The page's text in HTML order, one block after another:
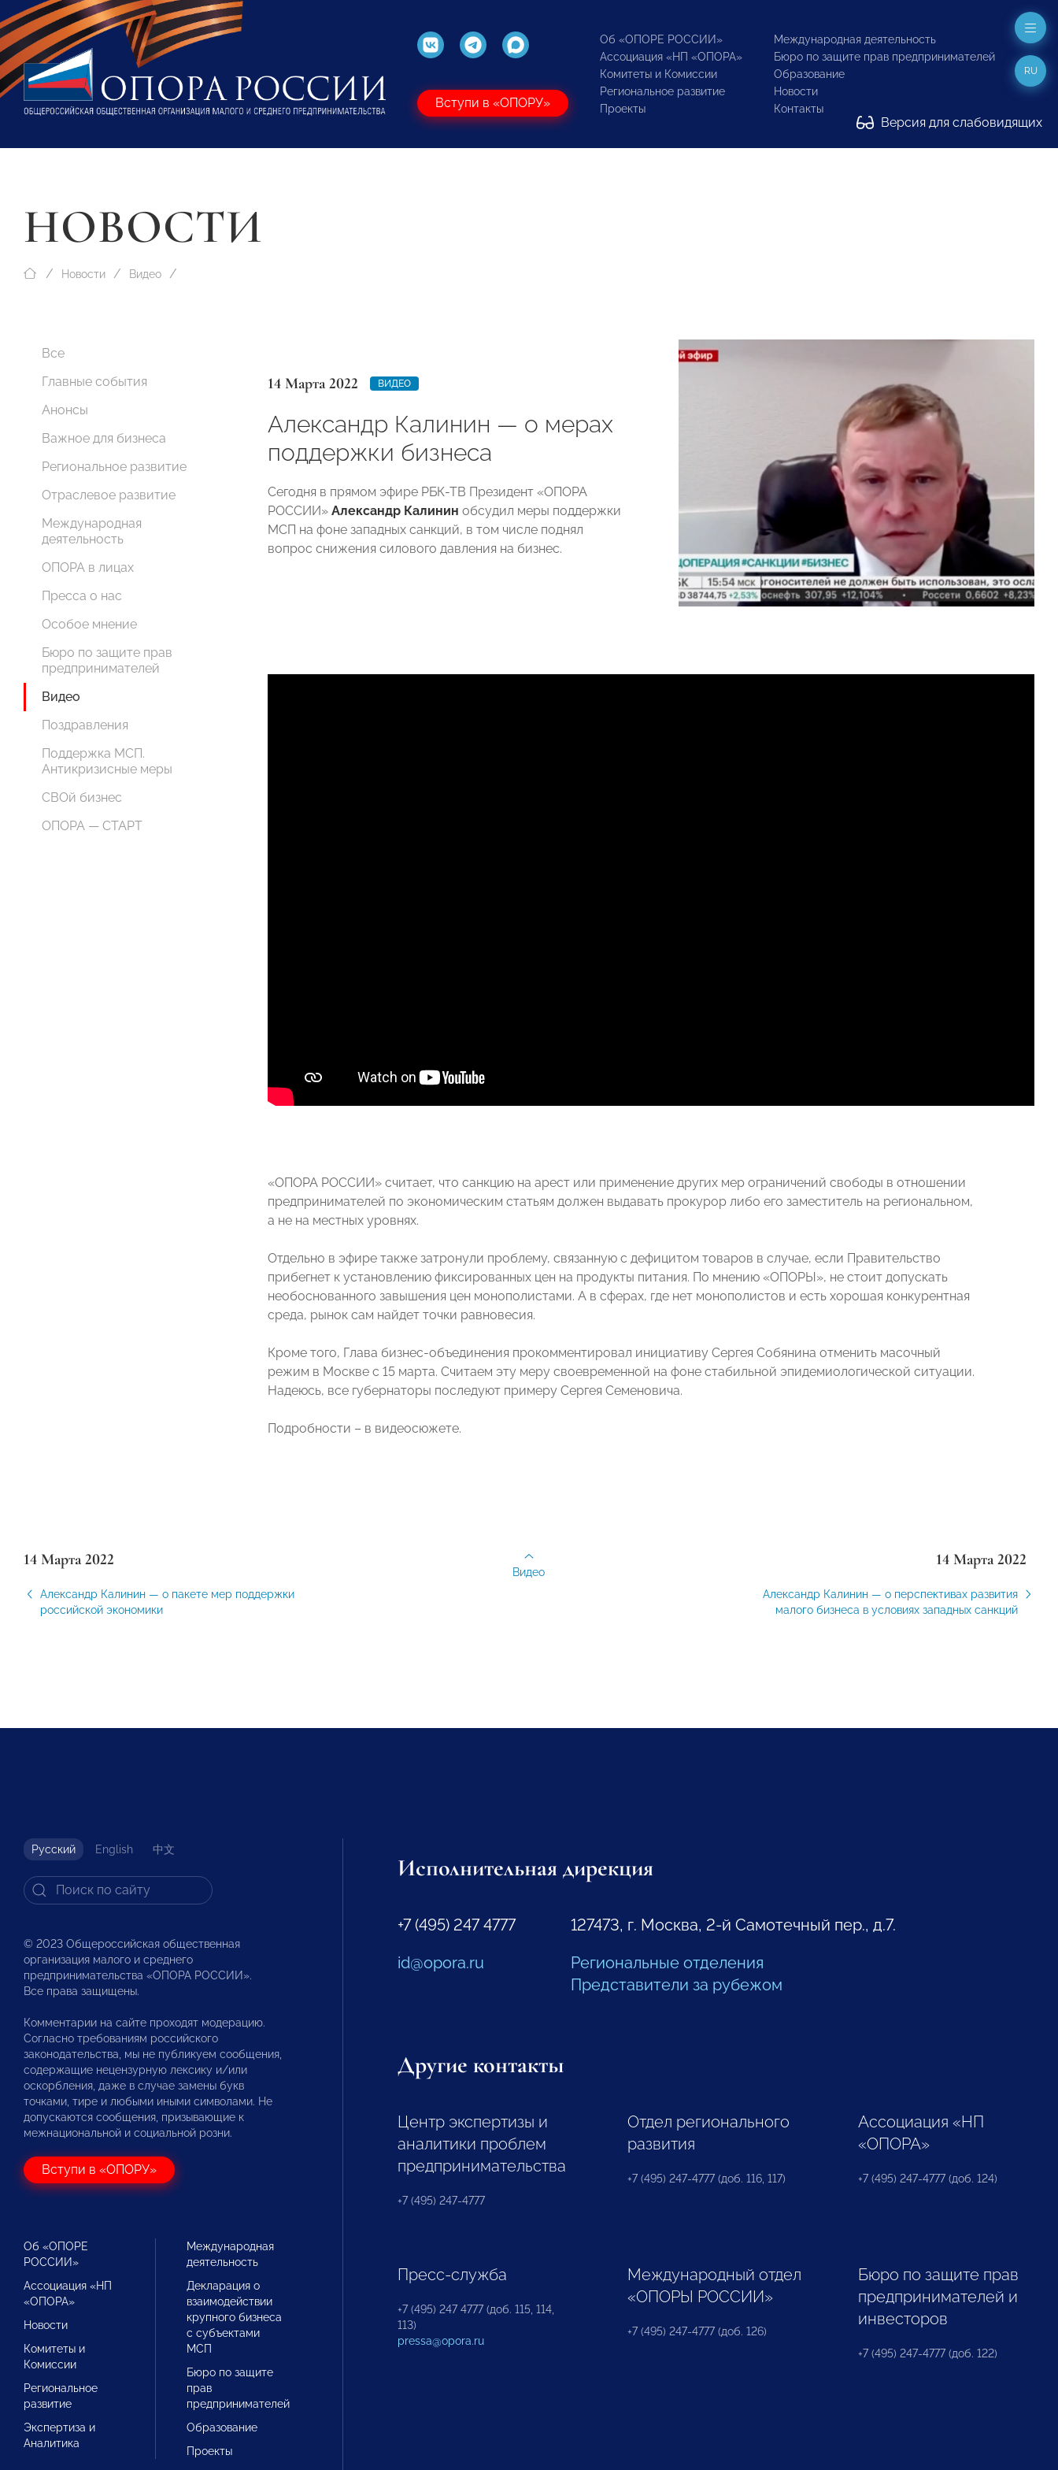
Вступи в «ОПОРУ»
Об «ОПОРЕ РОССИИ»
Ассоциация «НП «ОПОРА»
Комитеты и Комиссии
Региональное развитие
Проекты
Международная деятельность
Бюро по защите прав предпринимателей
Образование
Новости
Контакты
Версия для слабовидящих
RU
НОВОСТИ
Новости Видео
Все
Главные события
Анонсы
Важное для бизнеса
Региональное развитие
Отраслевое развитие
Международная
деятельность
ОПОРА в лицах
Пресса о нас
Особое мнение
Бюро по защите прав
предпринимателей
Видео
Поздравления
Поддержка МСП.
Антикризисные меры
СВОй бизнес
ОПОРА — СТАРТ
14 Марта 2022 ВИДЕО
Александр Калинин — о мерах
поддержки бизнеса
Сегодня в прямом эфире РБК-ТВ Президент «ОПОРА
РОССИИ» Александр Калинин обсудил меры поддержки
МСП на фоне западных санкций, в том числе поднял
вопрос снижения силового давления на бизнес.
«ОПОРА РОССИИ» считает, что санкцию на арест или применение других мер ограничений свободы в отношении
предпринимателей по экономическим статьям должен выдавать прокурор либо его заместитель на региональном,
а не на местных уровнях.
Отдельно в эфире также затронули проблему, связанную с дефицитом товаров в случае, если Правительство
прибегнет к установлению фиксированных цен на продукты питания. По мнению «ОПОРЫ», не стоит допускать
необоснованного завышения цен монополистами. А в сферах, где нет монополистов и есть хорошая конкурентная
среда, рынок сам найдет точки равновесия.
Кроме того, Глава бизнес-объединения прокомментировал инициативу Сергея Собянина отменить масочный
режим в Москве с 15 марта. Считаем эту меру своевременной на фоне стабильной эпидемиологической ситуации.
Надеюсь, все губернаторы последуют примеру Сергея Семеновича.
Подробности – в видеосюжете.
14 Марта 2022
Александр Калинин — о пакете мер поддержки
российской экономики
14 Марта 2022
Александр Калинин — о перспективах развития
малого бизнеса в условиях западных санкций
Видео
Русский English 中文
© 2023 Общероссийская общественная
организация малого и среднего
предпринимательства «ОПОРА РОССИИ».
Все права защищены.
Комментарии на сайте проходят модерацию.
Согласно требованиям российского
законодательства, мы не публикуем сообщения,
содержащие нецензурную лексику и/или
оскорбления, даже в случае замены букв
точками, тире и любыми иными символами. Не
допускаются сообщения, призывающие к
межнациональной и социальной розни.
Вступи в «ОПОРУ»
Об «ОПОРЕ
РОССИИ»
Ассоциация «НП
«ОПОРА»
Новости
Комитеты и
Комиссии
Региональное
развитие
Экспертиза и
Аналитика
Международная
деятельность
Декларация о
взаимодействии
крупного бизнеса
с субъектами
МСП
Бюро по защите
прав
предпринимателей
Образование
Проекты
Исполнительная дирекция
+7 (495) 247 4777
id@opora.ru
127473, г. Москва, 2-й Самотечный пер., д.7.
Региональные отделения
Представители за рубежом
Другие контакты
Центр экспертизы и
аналитики проблем
предпринимательства
+7 (495) 247-4777
Отдел регионального
развития
+7 (495) 247-4777 (доб. 116, 117)
Ассоциация «НП
«ОПОРА»
+7 (495) 247-4777 (доб. 124)
Пресс-служба
+7 (495) 247 4777 (доб. 115, 114,
113)
pressa@opora.ru
Международный отдел
«ОПОРЫ РОССИИ»
+7 (495) 247-4777 (доб. 126)
Бюро по защите прав
предпринимателей и
инвесторов
+7 (495) 247-4777 (доб. 122)